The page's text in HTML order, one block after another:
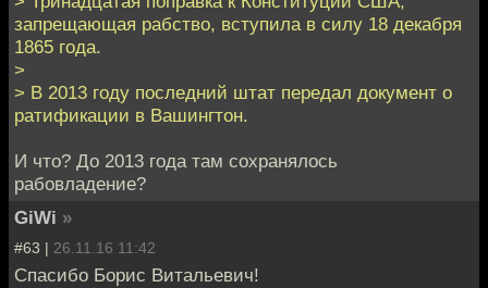
запрещающая рабство, вступила в силу 18 декабря
1865 года.
>
> В 2013 году последний штат передал документ о
ратификации в Вашингтон.
И что? До 2013 года там сохранялось
рабовладение?
GiWi »
#63 | 26.11.16 11:42
Спасибо Борис Витальевич!